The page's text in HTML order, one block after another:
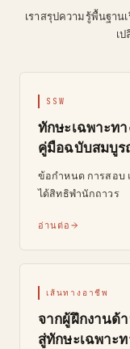
เราสรุปความรู้พื้นฐาน
เ
SSW
ทักษะเฉพาะท
คู่มือฉบับสมบู
ข้อกำหนด การสอบ
ได้สิทธิพำนักถาวร
อ่านต่อ
เส้นทางอาชีพ
จากผู้ฝึกงานด้
สู่ทักษะเฉพาะ